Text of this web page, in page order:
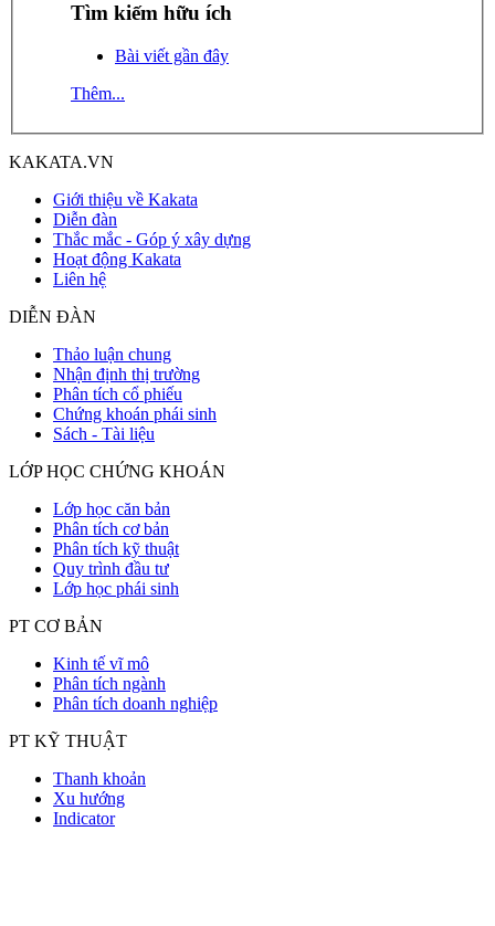
Tìm kiếm hữu ích
Bài viết gần đây
Thêm...
KAKATA.VN
Giới thiệu về Kakata
Diễn đàn
Thắc mắc - Góp ý xây dựng
Hoạt động Kakata
Liên hệ
DIỄN ĐÀN
Thảo luận chung
Nhận định thị trường
Phân tích cổ phiếu
Chứng khoán phái sinh
Sách - Tài liệu
LỚP HỌC CHỨNG KHOÁN
Lớp học căn bản
Phân tích cơ bản
Phân tích kỹ thuật
Quy trình đầu tư
Lớp học phái sinh
PT CƠ BẢN
Kinh tế vĩ mô
Phân tích ngành
Phân tích doanh nghiệp
PT KỸ THUẬT
Thanh khoản
Xu hướng
Indicator